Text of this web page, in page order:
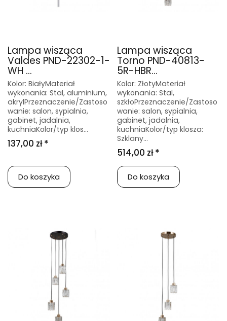
Lampa wisząca
Valdes PND-22302-1-
WH ...
Kolor: BiałyMateriał
wykonania: Stal, aluminium,
akrylPrzeznaczenie/Zastoso
wanie: salon, sypialnia,
gabinet, jadalnia,
kuchniaKolor/typ klos...
137,00 zł *
Do koszyka
Lampa wisząca
Torno PND-40813-
5R-HBR...
Kolor: ZłotyMateriał
wykonania: Stal,
szkłoPrzeznaczenie/Zastoso
wanie: salon, sypialnia,
gabinet, jadalnia,
kuchniaKolor/typ klosza:
Szklany...
514,00 zł *
Do koszyka